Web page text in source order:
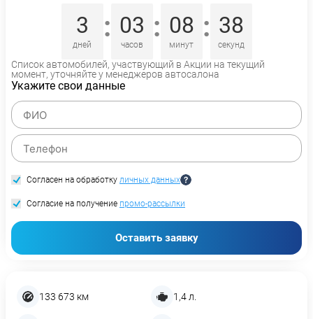
133 673 км 1,4 л.
3
дней
: 03
часов
: 08
минут
: 37
секунд
Список автомобилей, участвующий в Акции на текущий
момент, уточняйте у менеджеров автосалона
Укажите свои данные
Согласен на обработку личных данных
Согласие на получение промо-рассылки
Оставить заявку